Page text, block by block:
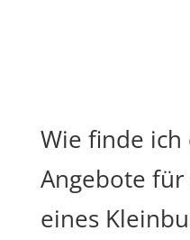
Wie finde ich
Angebote
eines